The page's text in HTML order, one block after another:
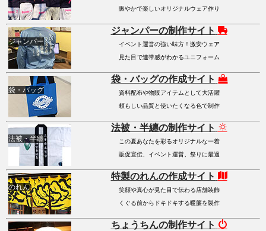
賑やかで楽しいオリジナルウェア作り
ジャンパー
ジャンパーの制作サイト
イベント運営の強い味方！激安ウェア
見た目で連帯感がわかるユニフォーム
袋・バッグ
袋・バッグの作成サイト
資料配布や物販アイテムとして大活躍
頼もしい品質と使いたくなる色で制作
法被・半纏
法被・半纏の制作サイト
この夏あなたを彩るオリジナルな一着
販促宣伝、イベント運営、祭りに最適
のれん
特製のれんの作成サイト
笑顔や真心が見た目で伝わる店舗装飾
くぐる前からドキドキする暖簾を製作
ちょうちんの制作サイト